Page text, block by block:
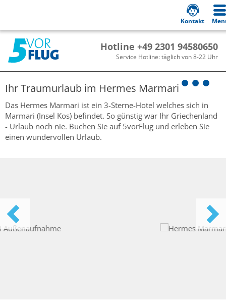
Hotline +49 2301 94580650
Service Hotline: täglich von 8-22 Uhr
Kontakt
Ihr Traumurlaub im Hermes Marmari
Das Hermes Marmari ist ein 3-Sterne-Hotel welches sich in
Marmari (Insel Kos) befindet. So günstig war Ihr Griechenland
- Urlaub noch nie. Buchen Sie auf 5vorFlug und erleben Sie
einen wundervollen Urlaub.